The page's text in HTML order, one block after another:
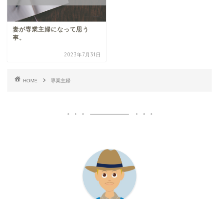
妻が専業主婦になって思う
事。
2023年7月31日
HOME 専業主婦